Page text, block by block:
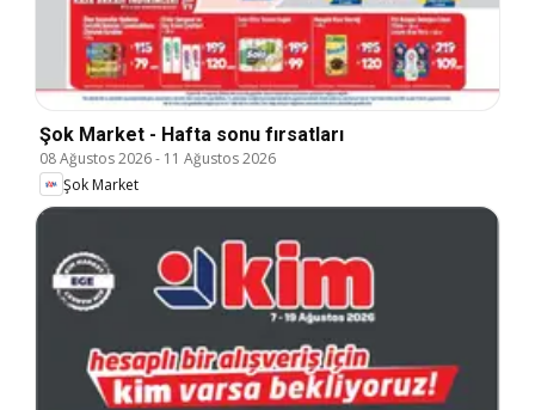
Şok Market - Hafta sonu fırsatları
08 Ağustos 2026- 11 Ağustos 2026
Şok Market